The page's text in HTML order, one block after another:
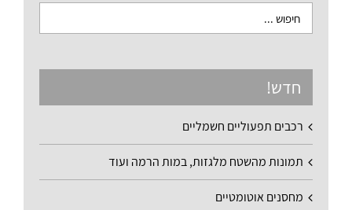
חדש!
רכבים תפעוליים חשמליים
תמונות מהשטח מלגזות, במות הרמה ועוד
מחסנים אוטומטיים